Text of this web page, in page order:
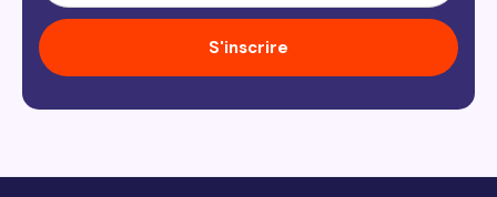
S'inscrire